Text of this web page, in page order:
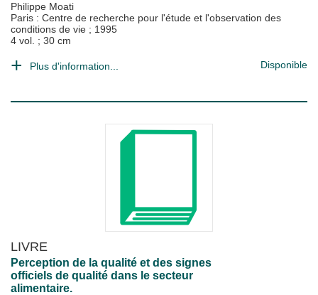
Philippe Moati
Paris : Centre de recherche pour l'étude et l'observation des
conditions de vie ; 1995
4 vol. ; 30 cm
Plus d'information... Disponible
LIVRE
Perception de la qualité et des signes
officiels de qualité dans le secteur
alimentaire.